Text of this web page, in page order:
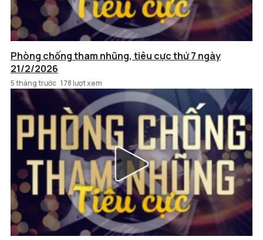
Phòng chống tham nhũng, tiêu cực thứ 7 ngày
21/2/2026
5 tháng trước 178 lượt xem